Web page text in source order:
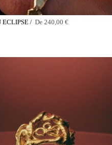
ECLIPSE / De 240,00 €